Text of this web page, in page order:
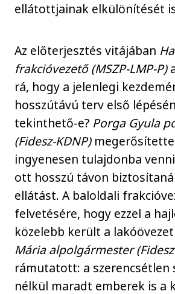
ellátottjainak elkülönítését
Az előterjesztés vitájában
frakcióvezető (MSZP-LMP-P)
rá, hogy a jelenlegi
hosszútávú terv első
tekinthető-e? Porga Gyula
(Fidesz-KDNP)
ingyenesen tulajdonba
ott hosszú távon
ellátást. A baloldali
felvetésére, hogy ezzel a
közelebb került a
Mária alpolgármester
rámutatott: a szerencsétlen
nélkül maradt emberek is a